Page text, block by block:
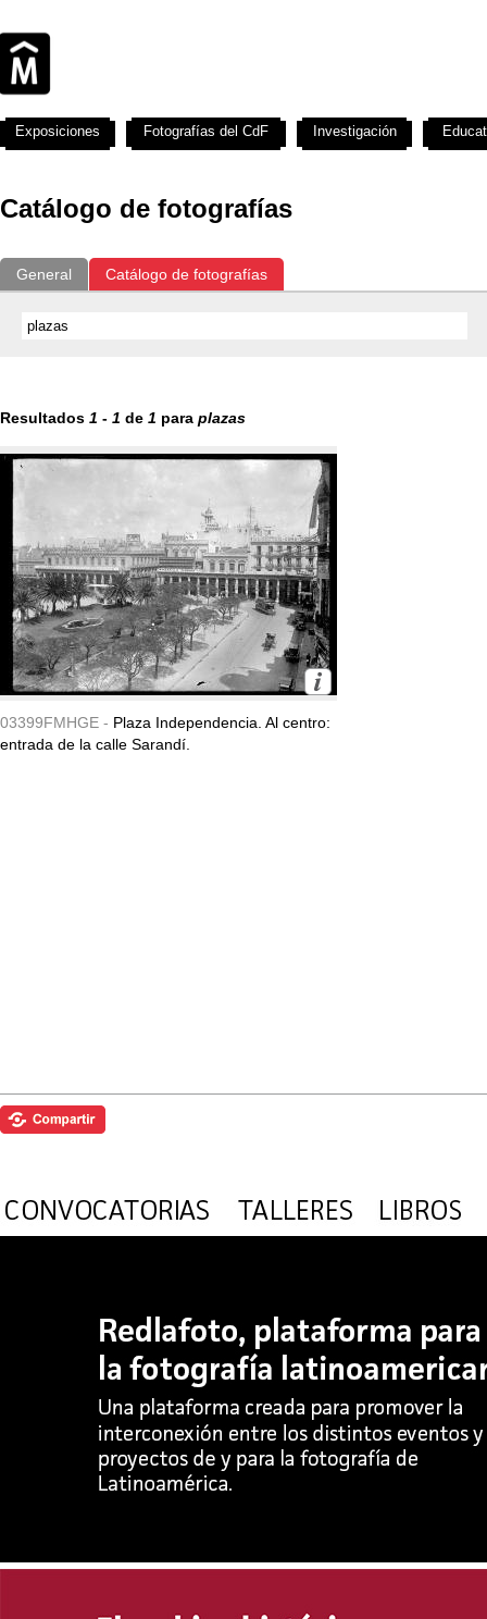
Catálogo de fotografías
General Catálogo de fotografías
Resultados 1 - 1 de 1 para plazas
03399FMHGE - Plaza Independencia. Al centro:
entrada de la calle Sarandí.
Exposiciones Fotografías del CdF Investigación